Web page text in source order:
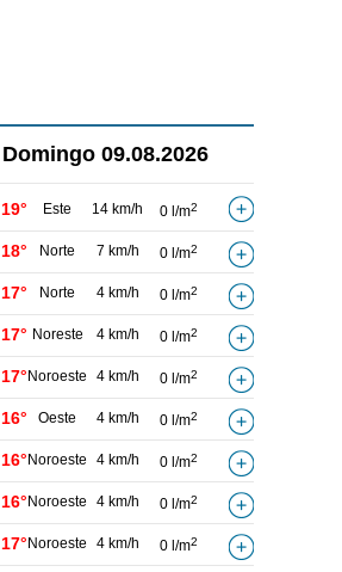
Domingo 09.08.2026
19° Este 14 km/h 0 l/m2
18° Norte 7 km/h 0 l/m2
17° Norte 4 km/h 0 l/m2
17° Noreste 4 km/h 0 l/m2
17° Noroeste 4 km/h 0 l/m2
16° Oeste 4 km/h 0 l/m2
16° Noroeste 4 km/h 0 l/m2
16° Noroeste 4 km/h 0 l/m2
17° Noroeste 4 km/h 0 l/m2